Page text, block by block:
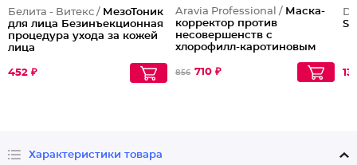
Белита - Витекс / МезоТоник
для лица Безинъекционная
процедура ухода за кожей
лица
452 ₽
Aravia Professional / Маска-
корректор против
несовершенств с
хлорофилл-каротиновым
пантенолом Blemish
856 710 ₽
Характеристики товара